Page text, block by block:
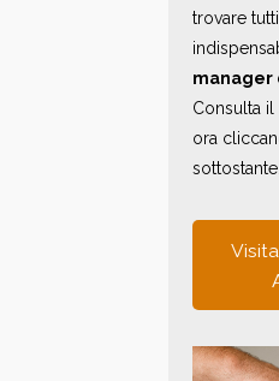
trovare tutti
manager
Consulta il
ora
sottostante.